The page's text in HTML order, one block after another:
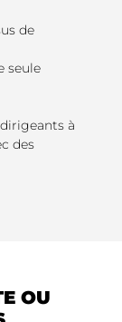
de
seule
à
des
OU